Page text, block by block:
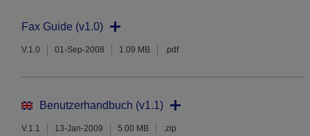
Fax Guide (v1.0)
V.1.0 01-Sep-2008 1.09 MB .pdf
Benutzerhandbuch (v1.1)
V.1.1 13-Jan-2009 5.00 MB .zip